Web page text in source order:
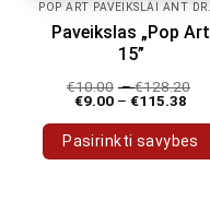
Paveikslas „Pop Art
15”
€10.00 –€128.20
€9.00 – €115.38
Pasirinkti savybes